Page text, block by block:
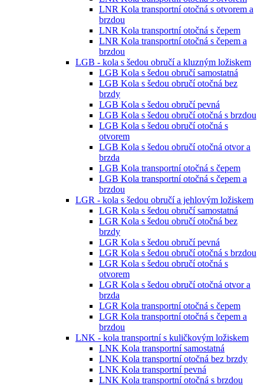
LNR Kola transportní otočná s otvorem a
brzdou
LNR Kola transportní otočná s čepem
LNR Kola transportní otočná s čepem a
brzdou
LGB - kola s šedou obručí a kluzným ložiskem
LGB Kola s šedou obručí samostatná
LGB Kola s šedou obručí otočná bez
brzdy
LGB Kola s šedou obručí pevná
LGB Kola s šedou obručí otočná s brzdou
LGB Kola s šedou obručí otočná s
otvorem
LGB Kola s šedou obručí otočná otvor a
brzda
LGB Kola transportní otočná s čepem
LGB Kola transportní otočná s čepem a
brzdou
LGR - kola s šedou obručí a jehlovým ložiskem
LGR Kola s šedou obručí samostatná
LGR Kola s šedou obručí otočná bez
brzdy
LGR Kola s šedou obručí pevná
LGR Kola s šedou obručí otočná s brzdou
LGR Kola s šedou obručí otočná s
otvorem
LGR Kola s šedou obručí otočná otvor a
brzda
LGR Kola transportní otočná s čepem
LGR Kola transportní otočná s čepem a
brzdou
LNK - kola transportní s kuličkovým ložiskem
LNK Kola transportní samostatná
LNK Kola transportní otočná bez brzdy
LNK Kola transportní pevná
LNK Kola transportní otočná s brzdou